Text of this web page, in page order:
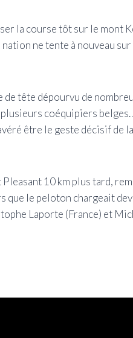
la course tôt sur le mont
ne tente à nouveau
tête dépourvu de
coéquipiers
être le geste décisif de
10 km plus tard,
que le peloton chargeait
Laporte (France) et